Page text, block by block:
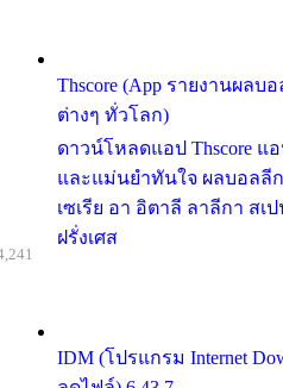
Thscore (App รายงานผล
ต่างๆ ทั่วโลก)
ดาวน์โหลดแอป Thscore แ
และแม่นยำทันใจ ผลบอลลี
เซเรีย อา อิตาลี ลาลีกา สเ
ฝรั่งเศส
IDM (โปรแกรม Internet